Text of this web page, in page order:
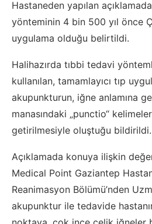
Hastaneden yapılan
yönteminin 4 bin 500 yıl önce
uygulama olduğu belirtildi.
Halihazırda tıbbi tedavi
kullanılan, tamamlayıcı tıp
akupunkturun, iğne anlamına
manasındaki „punctio“
getirilmesiyle oluştuğu bildirildi.
Açıklamada konuya ilişkin
Medical Point Gaziantep
Reanimasyon Bölümü’nden
akupunktur ile tedavide